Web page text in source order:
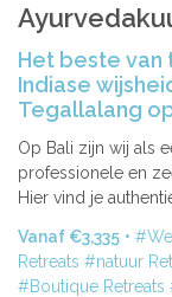
Het beste
Indiase
Tegallalang
Op Bali zijn wij als
professionele en
Hier vind je
Vanaf €3,335
Retreats
natuur
Boutique Retreats